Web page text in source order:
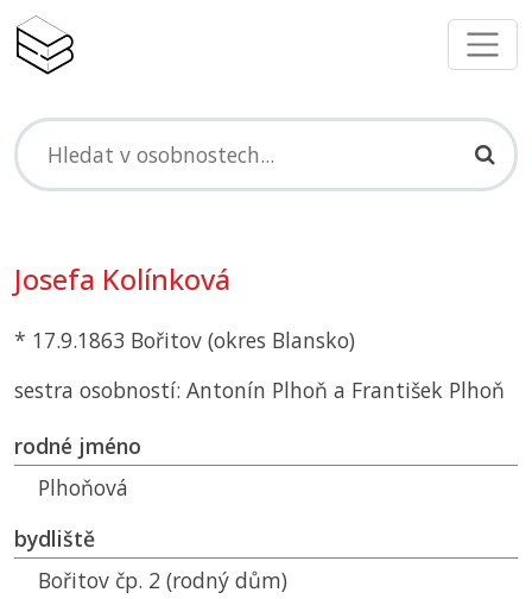
Josefa Kolínková
* 17.9.1863 Bořitov (okres Blansko)
sestra osobností: Antonín Plhoň a František Plhoň
rodné jméno
Plhoňová
bydliště
Bořitov čp. 2 (rodný dům)